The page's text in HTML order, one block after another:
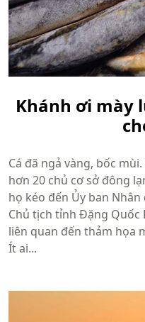
Khánh ơi mày
Cá đã ngả vàng, bốc
hơn 20 chủ cơ sở đông
họ kéo đến Ủy ban
Chủ tịch tỉnh Đặng
liên quan đến thảm họa
Ít ai...